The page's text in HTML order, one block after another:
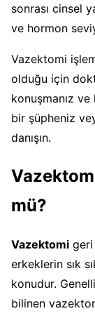
sonrası cinsel
ve hormon
Vazektomi
olduğu için
konuşmanız
bir şüpheniz
danışın.
mü?
Vazektomi geri
erkeklerin sık
konudur.
bilinen